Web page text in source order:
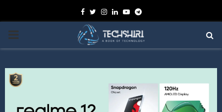
Facebook
TwitterInstagram
Linkedin
YoutubeTelegram
PRIMARY